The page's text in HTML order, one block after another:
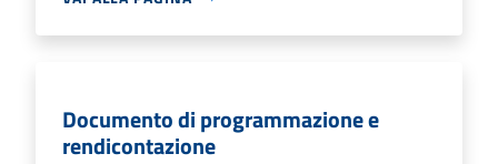
Documento di programmazione e
rendicontazione